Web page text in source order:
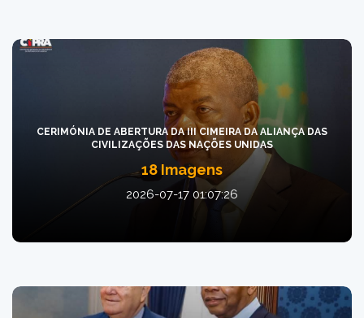
CERIMÓNIA DE ABERTURA DA III CIMEIRA DA ALIANÇA DAS
CIVILIZAÇÕES DAS NAÇÕES UNIDAS
18 Imagens
2026-07-17 01:07:26